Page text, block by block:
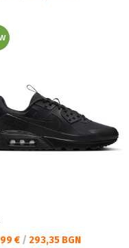
цена:
€ / 293,35 BGN